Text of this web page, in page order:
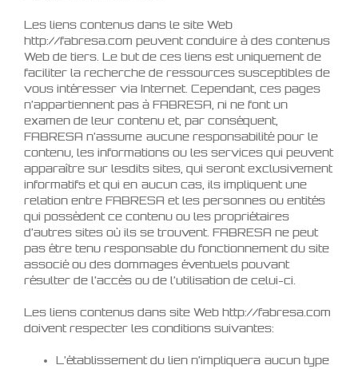
Les liens contenus dans le site Web
http://fabresa.com peuvent conduire à des contenus
Web de tiers. Le but de ces liens est uniquement de
faciliter la recherche de ressources susceptibles de
vous intéresser via Internet. Cependant, ces pages
n’appartiennent pas à FABRESA, ni ne font un
examen de leur contenu et, par conséquent,
FABRESA n’assume aucune responsabilité pour le
contenu, les informations ou les services qui peuvent
apparaître sur lesdits sites, qui seront exclusivement
informatifs et qui en aucun cas, ils impliquent une
relation entre FABRESA et les personnes ou entités
qui possèdent ce contenu ou les propriétaires
d’autres sites où ils se trouvent. FABRESA ne peut
pas être tenu responsable du fonctionnement du site
associé ou des dommages éventuels pouvant
résulter de l’accès ou de l’utilisation de celui-ci.
Les liens contenus dans site Web http://fabresa.com
doivent respecter les conditions suivantes:
L’établissement du lien n’impliquera aucun type